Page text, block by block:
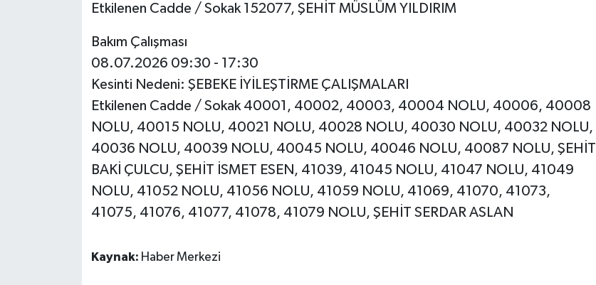
Etkilenen Cadde / Sokak 152077, ŞEHİT MÜSLÜM YILDIRIM
Bakım Çalışması
08.07.2026 09:30 - 17:30
Kesinti Nedeni: ŞEBEKE İYİLEŞTİRME ÇALIŞMALARI
Etkilenen Cadde / Sokak 40001, 40002, 40003, 40004 NOLU, 40006, 40008
NOLU, 40015 NOLU, 40021 NOLU, 40028 NOLU, 40030 NOLU, 40032 NOLU,
40036 NOLU, 40039 NOLU, 40045 NOLU, 40046 NOLU, 40087 NOLU, ŞEHİT
BAKİ ÇULCU, ŞEHİT İSMET ESEN, 41039, 41045 NOLU, 41047 NOLU, 41049
NOLU, 41052 NOLU, 41056 NOLU, 41059 NOLU, 41069, 41070, 41073,
41075, 41076, 41077, 41078, 41079 NOLU, ŞEHİT SERDAR ASLAN
Kaynak: Haber Merkezi